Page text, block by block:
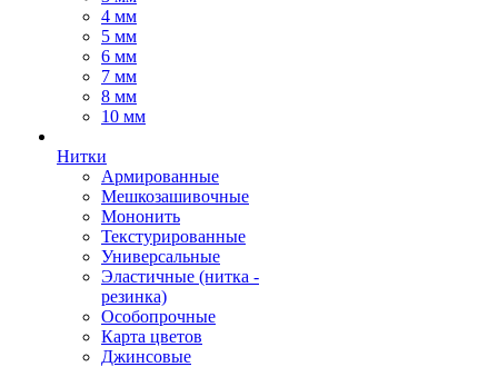
4 мм
5 мм
6 мм
7 мм
8 мм
10 мм
Нитки
Армированные
Мешкозашивочные
Мононить
Текстурированные
Универсальные
Эластичные (нитка -
резинка)
Особопрочные
Карта цветов
Джинсовые